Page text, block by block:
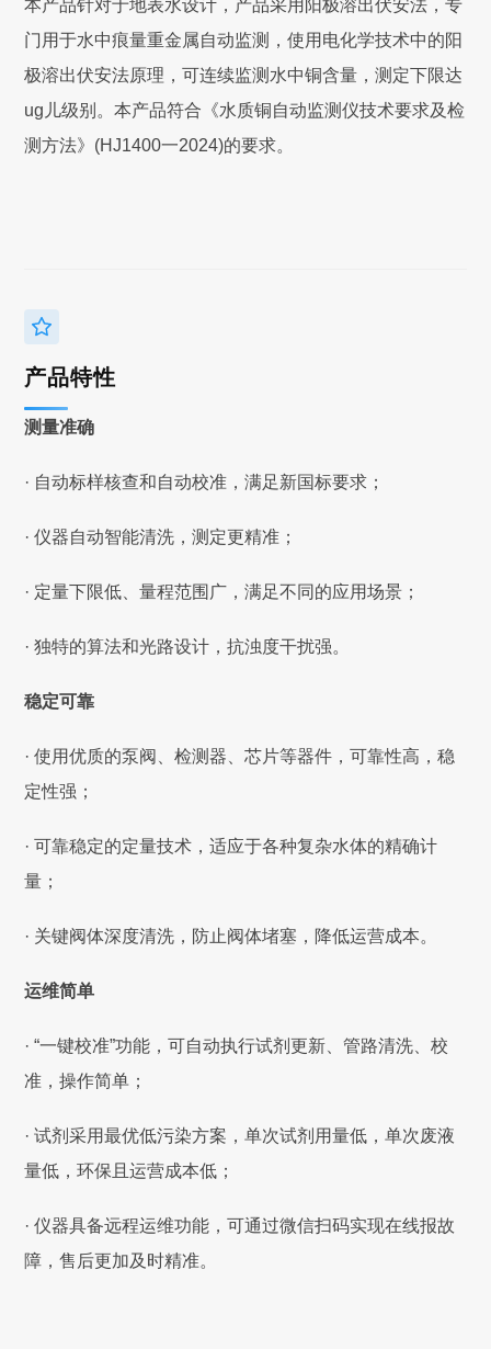
本产品针对于地表水设计，产品采用阳极溶出伏安法，专
门用于水中痕量重金属自动监测，使用电化学技术中的阳
极溶出伏安法原理，可连续监测水中铜含量，测定下限达
ug儿级别。本产品符合《水质铜自动监测仪技术要求及检
测方法》(HJ1400一2024)的要求。
产品特性
测量准确
· 自动标样核查和自动校准，满足新国标要求；
· 仪器自动智能清洗，测定更精准；
· 定量下限低、量程范围广，满足不同的应用场景；
· 独特的算法和光路设计，抗浊度干扰强。
稳定可靠
· 使用优质的泵阀、检测器、芯片等器件，可靠性高，稳
定性强；
· 可靠稳定的定量技术，适应于各种复杂水体的精确计
量；
· 关键阀体深度清洗，防止阀体堵塞，降低运营成本。
运维简单
· “一键校准”功能，可自动执行试剂更新、管路清洗、校
准，操作简单；
· 试剂采用最优低污染方案，单次试剂用量低，单次废液
量低，环保且运营成本低；
· 仪器具备远程运维功能，可通过微信扫码实现在线报故
障，售后更加及时精准。